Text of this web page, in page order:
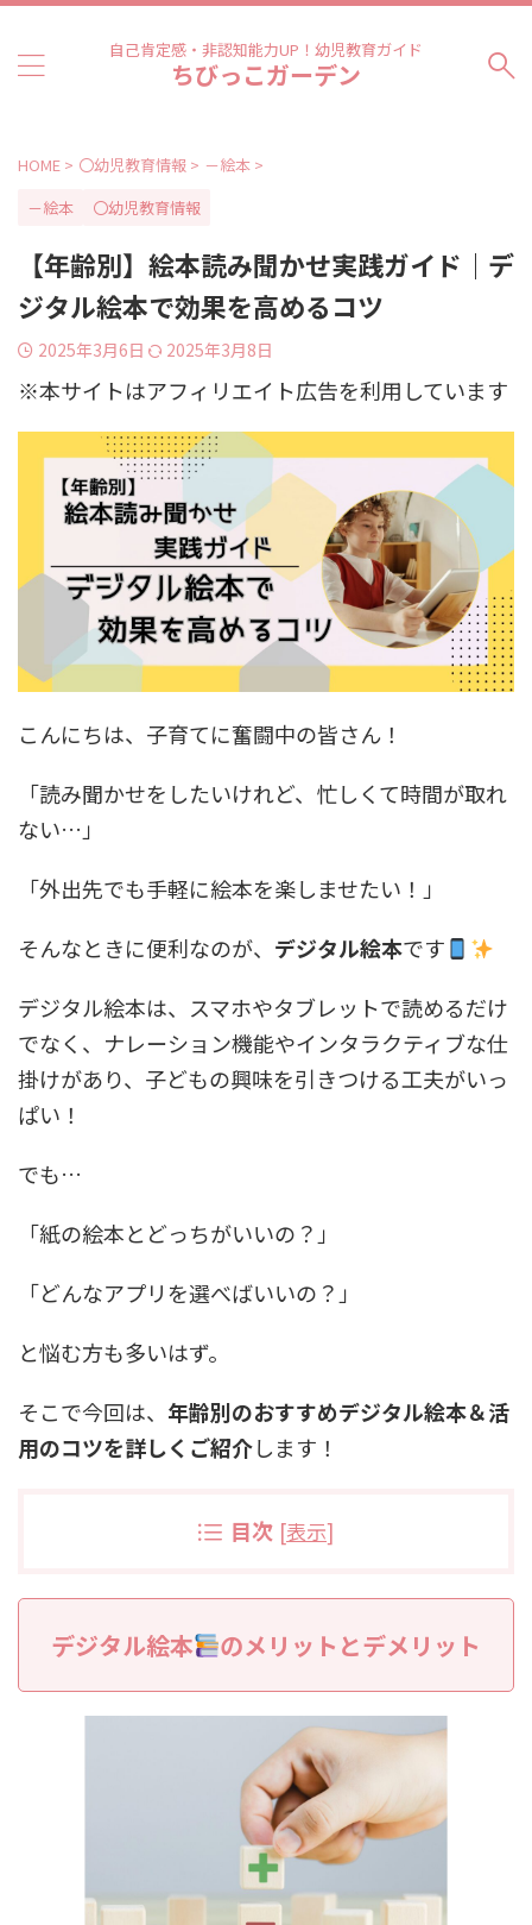
自己肯定感・非認知能力UP！幼児教育ガイド
ちびっこガーデン
HOME > 〇幼児教育情報 > －絵本 >
－絵本
〇幼児教育情報
【年齢別】絵本読み聞かせ実践ガイド｜デ
ジタル絵本で効果を高めるコツ
2025年3月6日 2025年3月8日
※本サイトはアフィリエイト広告を利用しています
こんにちは、子育てに奮闘中の皆さん！
「読み聞かせをしたいけれど、忙しくて時間が取れ
ない…」
「外出先でも手軽に絵本を楽しませたい！」
そんなときに便利なのが、 デジタル絵本です
デジタル絵本は、スマホやタブレットで読めるだけ
でなく、ナレーション機能やインタラクティブな仕
掛けがあり、子どもの興味を引きつける工夫がいっ
ぱい！
でも…
「紙の絵本とどっちがいいの？」
「どんなアプリを選べばいいの？」
と悩む方も多いはず。
そこで今回は、 年齢別のおすすめデジタル絵本＆活
用のコツを詳しくご紹介します！
目次 [表示]
デジタル絵本 のメリットとデメリット